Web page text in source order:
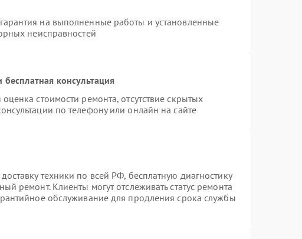
на выполненные работы и установленные
неисправностей
консультация
стоимости ремонта, отсутствие скрытых
по телефону или онлайн на сайте
техники по всей РФ, бесплатную диагностику
ремонт. Клиенты могут отслеживать статус ремонта
обслуживание для продления срока службы